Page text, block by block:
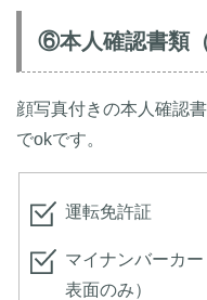
⑥本人確認書類
顔写真付きの本人確認
でokです。
運転免許証
マイナンバーカ
表面のみ）